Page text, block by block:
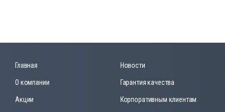
Главная
О компании
Акции
Новости
Гарантия качества
Корпоративным клиентам